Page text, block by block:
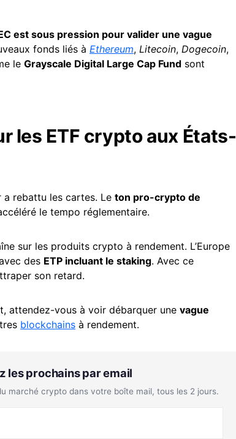
est sous pression pour valider une vague
fonds liés à Ethereum, Litecoin, Dogecoin,
le Grayscale Digital Large Cap Fund sont
les ETF crypto aux États-
a rebattu les cartes. Le ton pro-crypto de
le tempo réglementaire.
sur les produits crypto à rendement. L’Europe
des ETP incluant le staking. Avec ce
son retard.
attendez-vous à voir débarquer une vague
blockchains à rendement.
les prochains par email
marché crypto dans votre boîte mail, tous les 2 jours.